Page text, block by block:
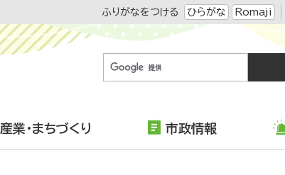
ふりがなをつける ひらがな Romaji
産業・まちづくり 市政情報